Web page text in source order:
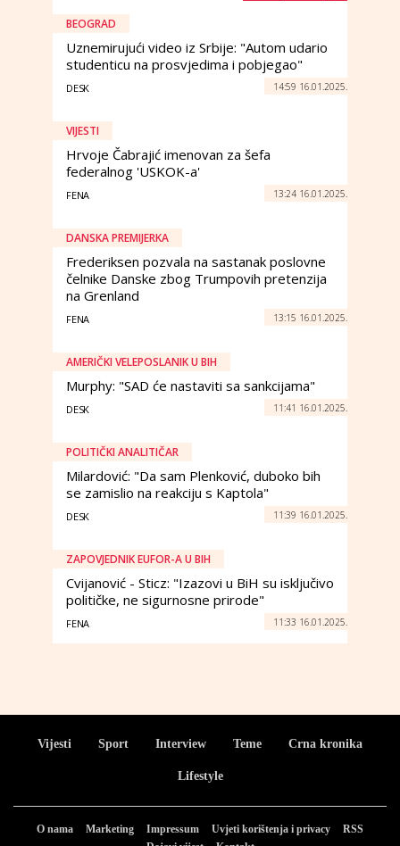
BEOGRAD
Uznemirujući video iz Srbije: "Autom udario
studenticu na prosvjedima i pobjegao"
DESK 14:59 16.01.2025.
VIJESTI
Hrvoje Čabrajić imenovan za šefa
federalnog 'USKOK-a'
FENA 13:24 16.01.2025.
DANSKA PREMIJERKA
Frederiksen pozvala na sastanak poslovne
čelnike Danske zbog Trumpovih pretenzija
na Grenland
FENA 13:15 16.01.2025.
AMERIČKI VELEPOSLANIK U BIH
Murphy: "SAD će nastaviti sa sankcijama"
DESK 11:41 16.01.2025.
POLITIČKI ANALITIČAR
Milardović: "Da sam Plenković, duboko bih
se zamislio na reakciju s Kaptola"
DESK 11:39 16.01.2025.
ZAPOVJEDNIK EUFOR-A U BIH
Cvijanović - Sticz: "Izazovi u BiH su isključivo
političke, ne sigurnosne prirode"
FENA 11:33 16.01.2025.
Vijesti Sport Interview Teme Crna kronika
Lifestyle
O nama Marketing Impressum Uvjeti korištenja i privacy
RSS